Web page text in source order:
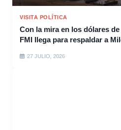
VISITA POLÍTICA
Con la mira en los dólares
FMI llega para respaldar a
27 JULIO, 2026